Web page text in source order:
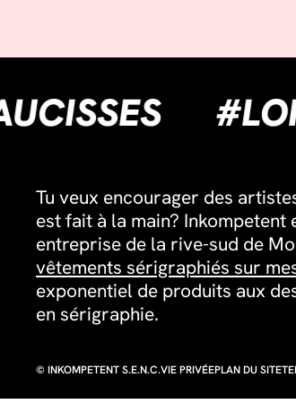
Tu veux encourager des
est fait à la main? Inkompetent
entreprise de la rive-sud de
vêtements sérigraphiés sur
exponentiel de produits aux
en sérigraphie.
© INKOMPETENT S.E.N.C.VIE PRIVÉEPLAN DU SITE